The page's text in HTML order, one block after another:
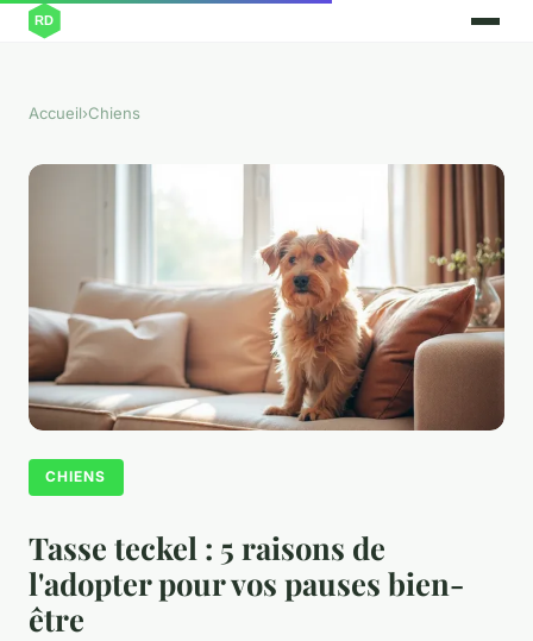
Accueil›Chiens
CHIENS
Tasse teckel : 5 raisons de
l'adopter pour vos pauses bien-
être